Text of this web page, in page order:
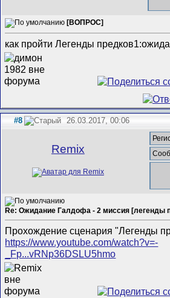
[ВОПРОС]
как пройти Легенды
#8 26.03.2017, 00:06
Remix
Re: Ожидание Галдофа - 2 миссия [легенды
Прохождение сценария "Легенды
https://www.youtube.com/watch?v=-
_Fp...vRNp36DSLU5hmo